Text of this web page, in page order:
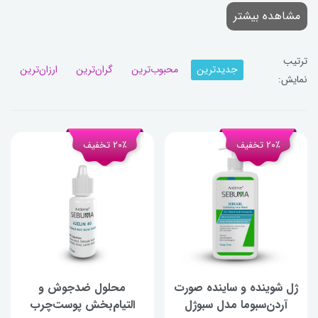
مشاهده می‌شود، اما برای تکمیل دوره درمان و بازسازی پوست،
مصرف منظم محصولات طبق روتین توصیه می‌گردد.
مشاهده بیشتر
ترتیب
نمایش:
جدیدترین محبوب‌ترین گران‌ترین ارزان‌ترین
ژل شوینده و ساینده صورت
آردن‌سبوما مدل سبوژل
20٪ تخفیف
محلول ضدجوش و
التیام‌بخش پوست‌چرب
20٪ تخفیف